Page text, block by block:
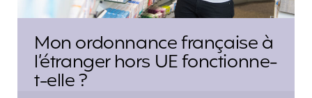
Mon ordonnance française à
l’étranger hors UE fonctionne-
t-elle ?